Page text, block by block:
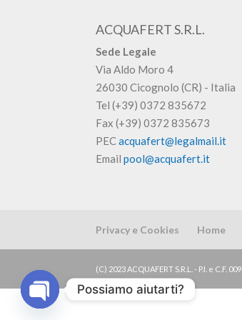
ACQUAFERT S.R.L.
Sede Legale
Via Aldo Moro 4
26030 Cicognolo (CR) - Italia
Tel (+39) 0372 835672
Fax (+39) 0372 835673
PECacquafert@legalmail.it
Emailpool@acquafert.it
Privacy e Cookies Home
(C) 2023 ACQUAFERT S.R.L. - P.I. e C.F.
Possiamo aiutarti?